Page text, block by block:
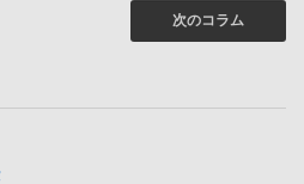
次のコラム